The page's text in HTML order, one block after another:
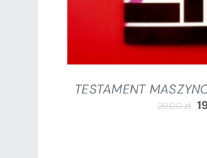
TESTAMENT
29,00zł